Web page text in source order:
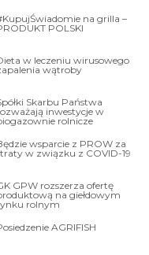
na grilla –
POLSKI
w leczeniu wirusowego
wątroby
Skarbu Państwa
inwestycje w
rolnicze
wsparcie z PROW za
w związku z COVID-19
GPW rozszerza ofertę
na giełdowym
rolnym
AGRIFISH